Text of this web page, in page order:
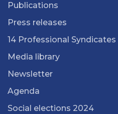
Publications
Press releases
14 Professional Syndicates
Media library
Newsletter
Agenda
Social elections 2024